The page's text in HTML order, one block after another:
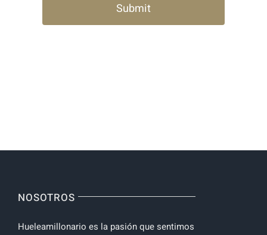
NOSOTROS
Hueleamillonario es la pasión que sentimos